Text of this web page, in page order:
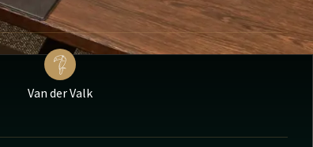
Van der Valk